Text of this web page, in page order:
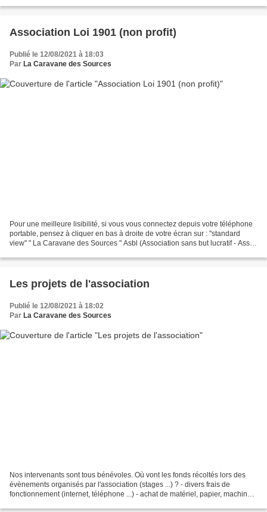
Association Loi 1901 (non profit)
Publié le 12/08/2021 à 18:03
Par La Caravane des Sources
Pour une meilleure lisibilité, si vous vous connectez depuis votre téléphone
portable, pensez à cliquer en bas à droite de votre écran sur : "standard
view" " La Caravane des Sources " Asbl (Association sans but lucratif - Asso
Les projets de l'association
Publié le 12/08/2021 à 18:02
Par La Caravane des Sources
Nos intervenants sont tous bénévoles. Où vont les fonds récoltés lors des
évènements organisés par l'association (stages ...) ? - divers frais de
fonctionnement (internet, téléphone ...) - achat de matériel, papier, machines,